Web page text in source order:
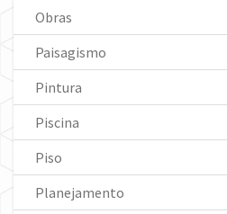
Obras
Paisagismo
Pintura
Piscina
Piso
Planejamento